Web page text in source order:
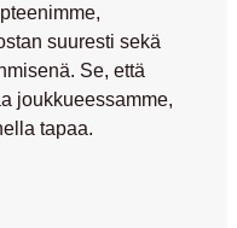
suuresti sekä
Se, että
joukkueessamme,
tapaa.